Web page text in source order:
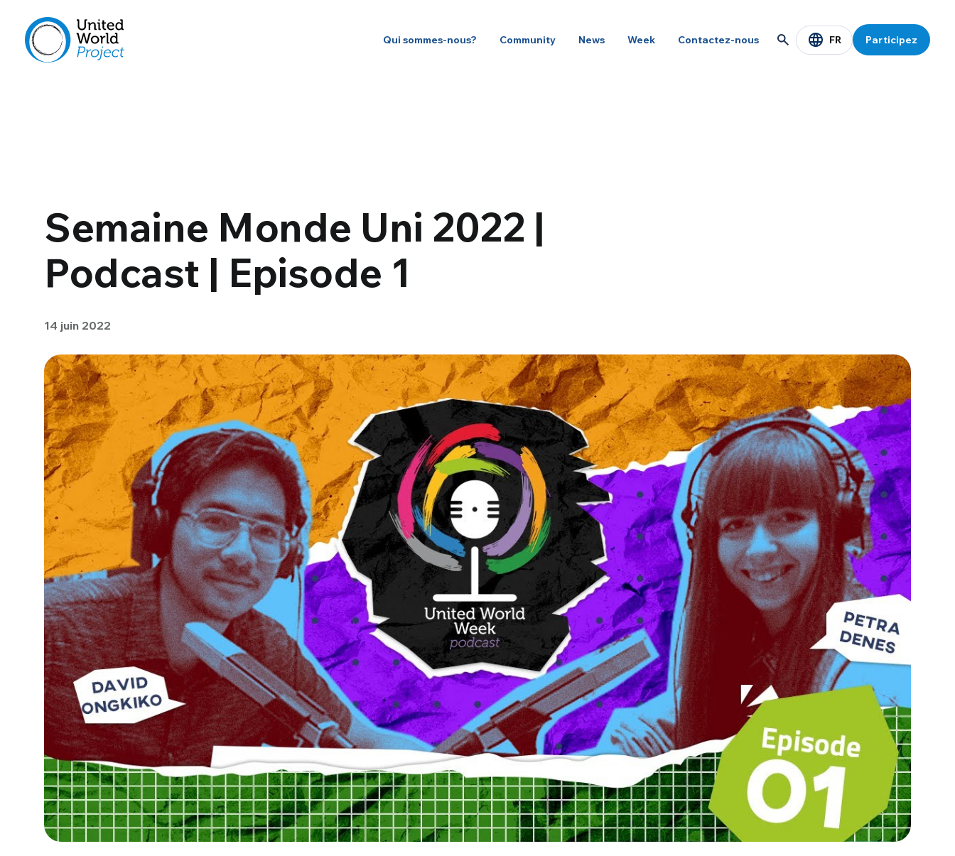
Qui sommes-nous? Community News Week Contactez-nous FR Participez
Semaine Monde Uni 2022 |
Podcast | Episode 1
14 juin 2022